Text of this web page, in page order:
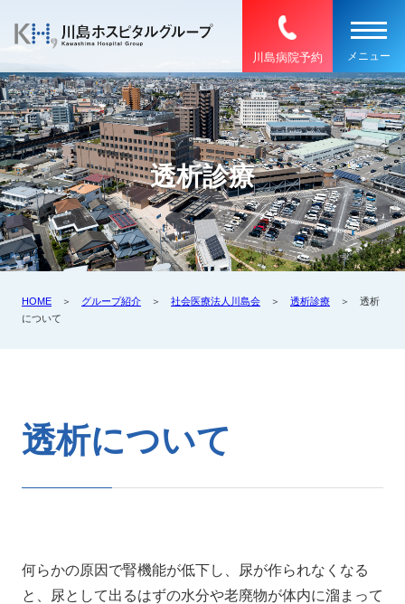
川島病院予約
透析診療
HOME ＞ グループ紹介 ＞ 社会医療法人川島会 ＞ 透析診療 ＞ 透析
について
透析について
何らかの原因で腎機能が低下し、尿が作られなくなる
と、尿として出るはずの水分や老廃物が体内に溜まって